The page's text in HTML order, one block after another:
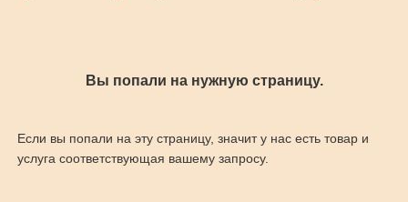
Вы попали на нужную страницу.
Если вы попали на эту страницу, значит у нас есть товар и
услуга соответствующая вашему запросу.